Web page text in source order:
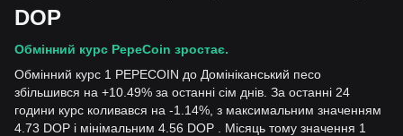
DOP
Обмінний курс PepeCoin зростає.
Обмінний курс 1 PEPECOIN до Домініканський песо
збільшився на +10.49% за останні сім днів. За останні 24
години курс коливався на -1.14%, з максимальним значенням
4.73 DOP і мінімальним 4.56 DOP . Місяць тому значення 1